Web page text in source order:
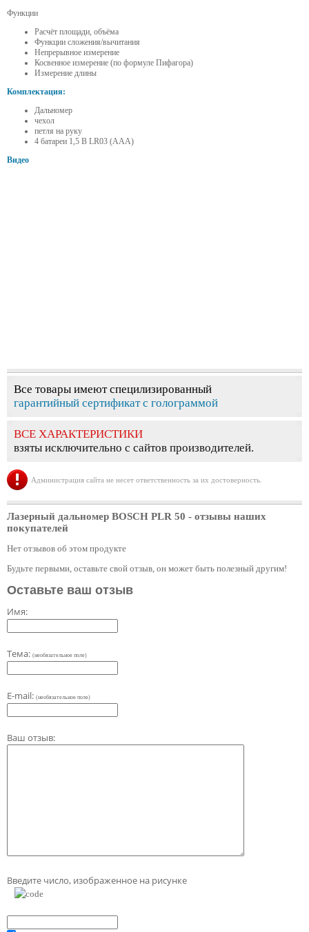
Функции
Расчёт площади, объёма
Функции сложения/вычитания
Непрерывное измерение
Косвенное измерение (по формуле Пифагора)
Измерение длины
Комплектация:
Дальномер
чехол
петля на руку
4 батареи 1,5 В LR03 (AAA)
Видео
Все товары имеют специлизированный
гарантийный сертификат с голограммой
ВСЕ ХАРАКТЕРИСТИКИ
взяты исключительно с сайтов производителей.
Администрация сайта не несет ответственность за их достоверность.
Лазерный дальномер BOSCH PLR 50 - отзывы наших
покупателей
Нет отзывов об этом продукте
Будьте первыми, оставьте свой отзыв, он может быть полезный другим!
Оставьте ваш отзыв
Имя:
Тема: (необязательное поле)
E-mail: (необязательное поле)
Ваш отзыв:
Введите число, изображенное на рисунке